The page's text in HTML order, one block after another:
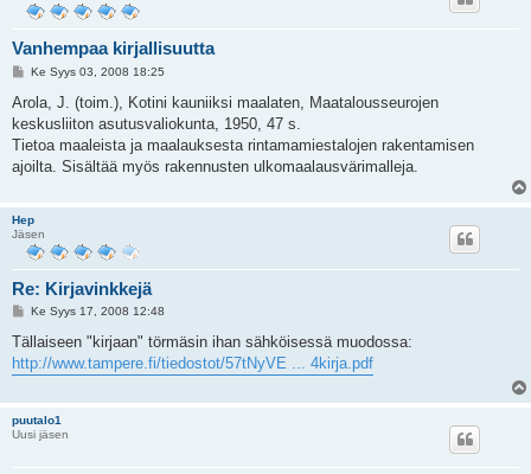
Vanhempaa kirjallisuutta
V
e
t
i
Ke Syys 03, 2008 18:25
Arola, J. (toim.), Kotini kauniiksi maalaten, Maatalousseurojen
keskusliiton asutusvaliokunta, 1950, 47 s.
Tietoa maaleista ja maalauksesta rintamamiestalojen rakentamisen
ajoilta. Sisältää myös rakennusten ulkomaalausvärimalleja.
Hep
Jäsen
Re: Kirjavinkkejä
V
e
t
Ke Syys 17, 2008 12:48
Tällaiseen "kirjaan" törmäsin ihan sähköisessä muodossa:
http://www.tampere.fi/tiedostot/57tNyVE ... 4kirja.pdf
puutalo1
Uusi jäsen